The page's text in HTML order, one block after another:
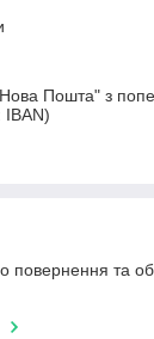
Пошта" з
IBAN)
повернення та